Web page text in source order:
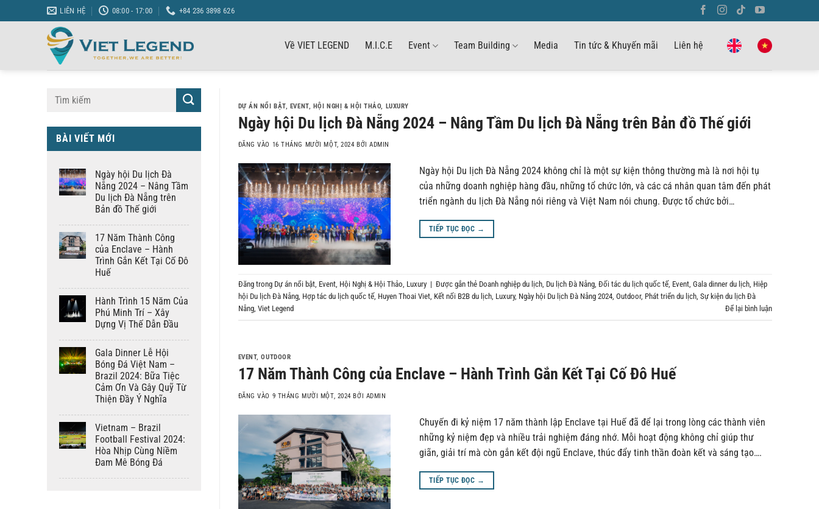
qua
LIÊN HỆ 08:00 - 17:00 +84 236 3898 626
Về VIET LEGEND M.I.C.E Event Team Building Media Tin tức & Khuyến mãi Liên hệ
BÀI VIẾT MỚI
Ngày hội Du lịch Đà
Nẵng 2024 – Nâng Tầm
Du lịch Đà Nẵng trên
Bản đồ Thế giới
17 Năm Thành Công
của Enclave – Hành
Trình Gắn Kết Tại Cố Đô
Huế
Hành Trình 15 Năm Của
Phú Minh Trí – Xây
Dựng Vị Thế Dẫn Đầu
Gala Dinner Lễ Hội
Bóng Đá Việt Nam –
Brazil 2024: Bữa Tiệc
Cảm Ơn Và Gây Quỹ Từ
Thiện Đầy Ý Nghĩa
Vietnam – Brazil
Football Festival 2024:
Hòa Nhịp Cùng Niềm
Đam Mê Bóng Đá
DỰ ÁN NỔI BẬT, EVENT, HỘI NGHỊ & HỘI THẢO, LUXURY
Ngày hội Du lịch Đà Nẵng 2024 – Nâng Tầm Du lịch Đà Nẵng trên Bản đồ Thế giới
ĐĂNG VÀO 16 THÁNG MƯỜI MỘT, 2024 BỞIADMIN
Ngày hội Du lịch Đà Nẵng 2024 không chỉ là một sự kiện thông thường mà là nơi hội tụ
của những doanh nghiệp hàng đầu, những tổ chức lớn, và các cá nhân quan tâm đến phát
triển ngành du lịch Đà Nẵng nói riêng và Việt Nam nói chung. Được tổ chức bởi…
TIẾP TỤC ĐỌC →
Đăng trong Dự án nổi bật, Event, Hội Nghị & Hội Thảo, Luxury | Được gắn thẻ Doanh nghiệp du lịch, Du lịch Đà Nẵng, Đối tác du lịch quốc tế, Event, Gala dinner du lịch, Hiệp
hội Du lịch Đà Nẵng, Hợp tác du lịch quốc tế, Huyen Thoai Viet, Kết nối B2B du lịch, Luxury, Ngày hội Du lịch Đà Nẵng 2024, Outdoor, Phát triển du lịch, Sự kiện du lịch Đà
Nẵng, Viet Legend Để lại bình luận
EVENT,OUTDOOR
17 Năm Thành Công của Enclave – Hành Trình Gắn Kết Tại Cố Đô Huế
ĐĂNG VÀO 9 THÁNG MƯỜI MỘT, 2024 BỞI ADMIN
Chuyến đi kỷ niệm 17 năm thành lập Enclave tại Huế đã để lại trong lòng các thành viên
những kỷ niệm đẹp và nhiều trải nghiệm đáng nhớ. Mỗi hoạt động không chỉ giúp thư
giãn, giải trí mà còn gắn kết đội ngũ Enclave, thúc đẩy tinh thần đoàn kết và sáng tạo….
TIẾP TỤC ĐỌC →